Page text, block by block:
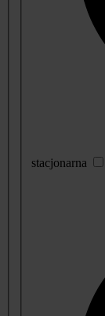
stacjonarna